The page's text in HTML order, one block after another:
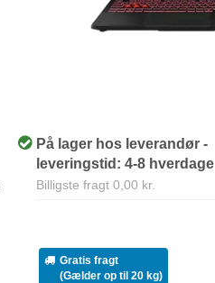
På lager hos leverandør -
leveringstid: 4-8 hverdage
Billigste fragt 0,00 kr.
Gratis fragt
(Gælder op til 20 kg)